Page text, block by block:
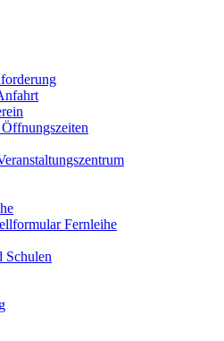
Fernleihe
Schulen